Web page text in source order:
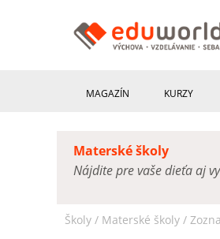
MAGAZÍN KURZY
Materské školy
Nájdite pre vaše dieťa aj
Školy / Materské školy /